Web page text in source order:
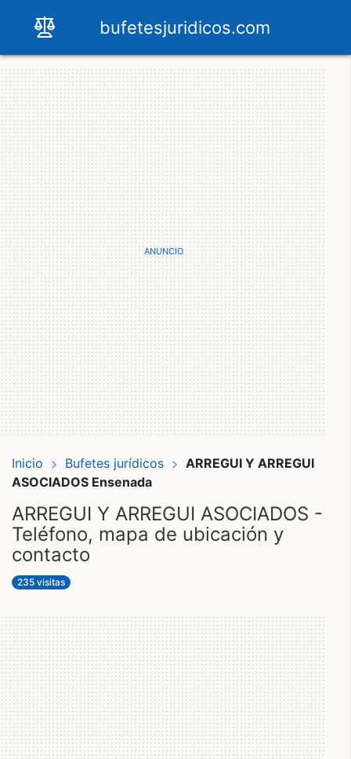
bufetesjuridicos.com
Inicio Bufetes jurídicos
ARREGUI Y ARREGUI
ASOCIADOS Ensenada
ARREGUI Y ARREGUI ASOCIADOS -
Teléfono, mapa de ubicación y
contacto
235 visitas